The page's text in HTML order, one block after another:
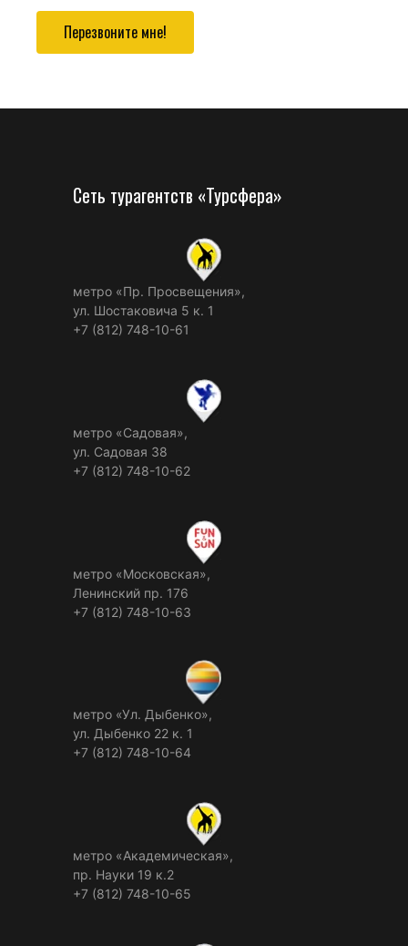
Перезвоните мне!
Сеть турагентств «Турсфера»
метро «Пр. Просвещения»,
ул. Шостаковича 5 к. 1
+7 (812) 748-10-61
метро «Садовая»,
ул. Садовая 38
+7 (812) 748-10-62
метро «Московская»,
Ленинский пр. 176
+7 (812) 748-10-63
метро «Ул. Дыбенко»,
ул. Дыбенко 22 к. 1
+7 (812) 748-10-64
метро «Академическая»,
пр. Науки 19 к.2
+7 (812) 748-10-65